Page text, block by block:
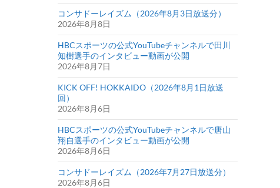
コンサドーレイズム（2026年8月3日放送分）
2026年8月8日
HBCスポーツの公式YouTubeチャンネルで田川
知樹選手のインタビュー動画が公開
2026年8月7日
KICK OFF! HOKKAIDO（2026年8月1日放送
回）
2026年8月6日
HBCスポーツの公式YouTubeチャンネルで唐山
翔自選手のインタビュー動画が公開
2026年8月6日
コンサドーレイズム（2026年7月27日放送分）
2026年8月6日